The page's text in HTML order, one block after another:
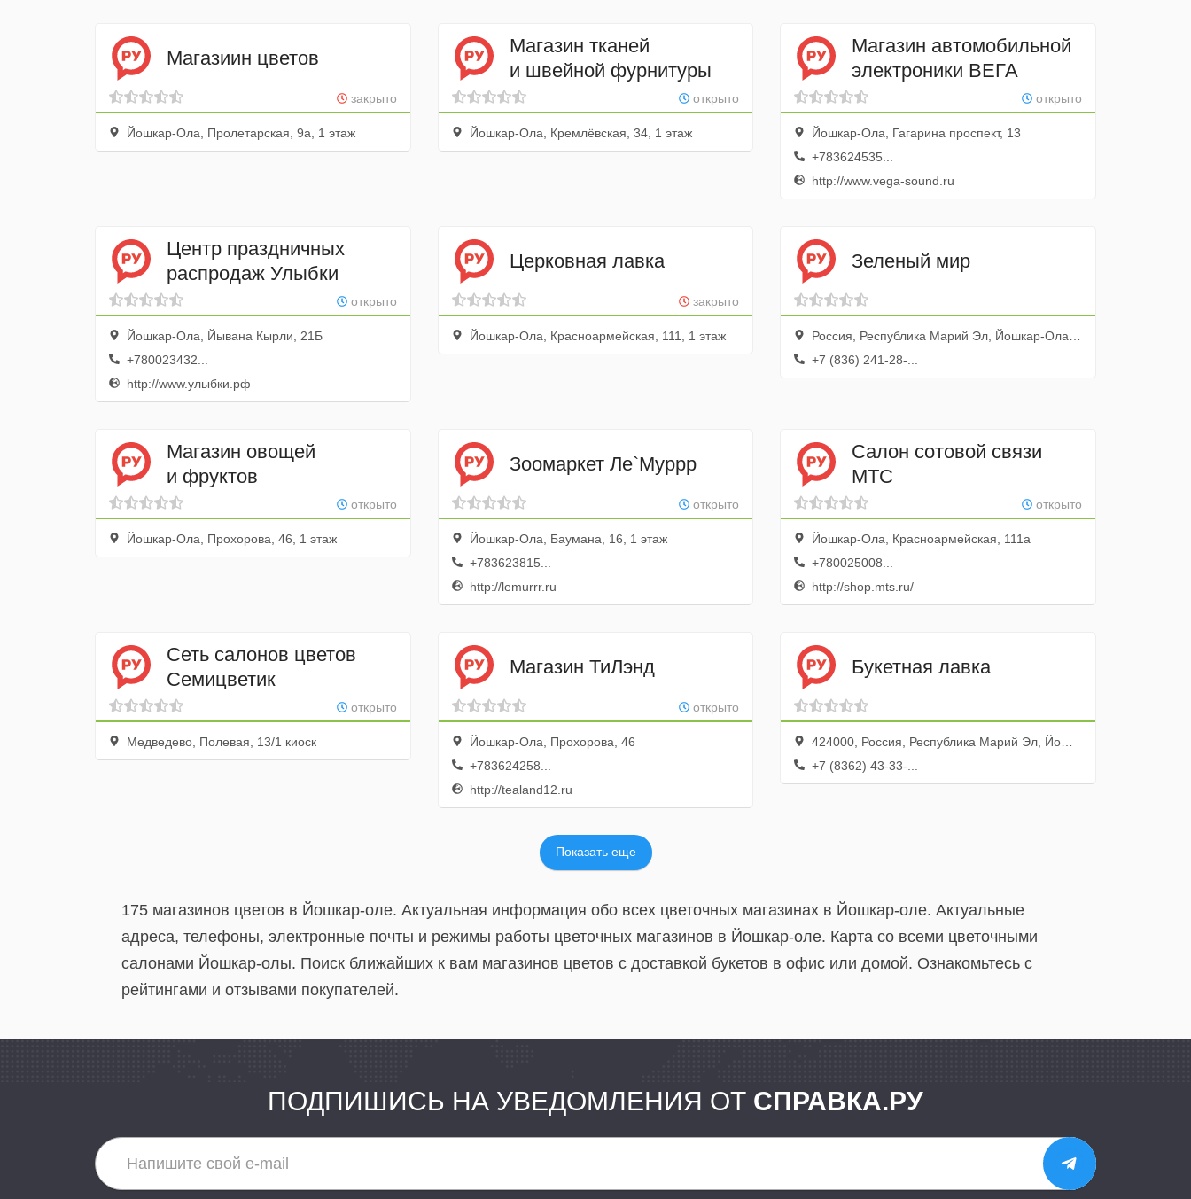
Магазиин цветов
закрыто
Йошкар-Ола, Пролетарская, 9а, 1 этаж
Магазин тканей
и швейной фурнитуры
открыто
Йошкар-Ола, Кремлёвская, 34, 1 этаж
Магазин автомобильной
электроники ВЕГА
открыто
Йошкар-Ола, Гагарина проспект, 13
+783624535...
http://www.vega-sound.ru
Центр праздничных
распродаж Улыбки
открыто
Йошкар-Ола, Йывана Кырли, 21Б
+780023432...
http://www.улыбки.рф
Церковная лавка
закрыто
Йошкар-Ола, Красноармейская, 111, 1 этаж
Зеленый мир
Россия, Республика Марий Эл, Йошкар-Ола, Первомайская улица, 140
+7 (836) 241-28-...
Магазин овощей
и фруктов
открыто
Йошкар-Ола, Прохорова, 46, 1 этаж
Зоомаркет Ле`Муррр
открыто
Йошкар-Ола, Баумана, 16, 1 этаж
+783623815...
http://lemurrr.ru
Салон сотовой связи
МТС
открыто
Йошкар-Ола, Красноармейская, 111а
+780025008...
http://shop.mts.ru/
Сеть салонов цветов
Семицветик
открыто
Медведево, Полевая, 13/1 киоск
Магазин ТиЛэнд
открыто
Йошкар-Ола, Прохорова, 46
+783624258...
http://tealand12.ru
Букетная лавка
424000, Россия, Республика Марий Эл, Йошкар-Ола, Красноармейская улица, 43
+7 (8362) 43-33-...
Показать еще
175 магазинов цветов в Йошкар-оле. Актуальная информация обо всех цветочных магазинах в Йошкар-оле. Актуальные
адреса, телефоны, электронные почты и режимы работы цветочных магазинов в Йошкар-оле. Карта со всеми цветочными
салонами Йошкар-олы. Поиск ближайших к вам магазинов цветов с доставкой букетов в офис или домой. Ознакомьтесь с
рейтингами и отзывами покупателей.
ПОДПИШИСЬ НА УВЕДОМЛЕНИЯ ОТ СПРАВКА.РУ